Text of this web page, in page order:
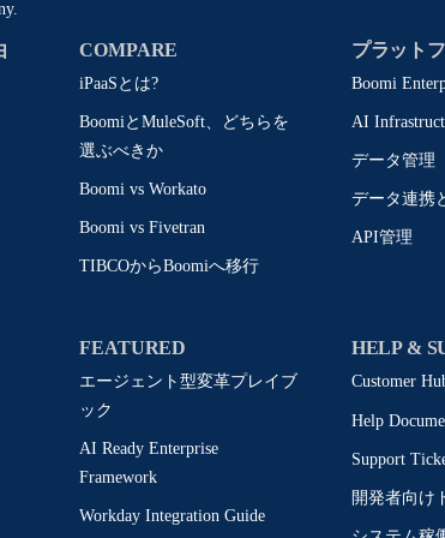
COMPARE
iPaaSとは?
BoomiとMuleSoft、どちらを
選ぶべきか
Boomi vs Workato
Boomi vs Fivetran
TIBCOからBoomiへ移行
プラット
Boomi
AI
データ管理
データ連携
API管理
FEATURED
エージェント型変革プレイブ
ック
AI Ready Enterprise
Framework
Workday Integration Guide
HELP &
Customer
Help
Support
開発者向け